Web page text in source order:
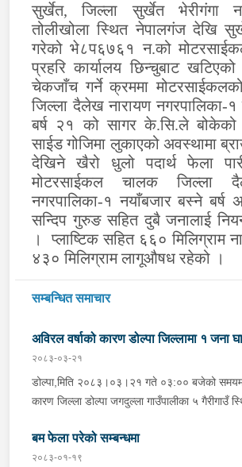
सुर्खेत, जिल्ला सुर्खेत भेरीगंगा
तोलीखोला स्थित नेपालगंज देखि
गरेको भे८प६७६१ न.को
प्रहरि कार्यालय छिन्चुबाट
चेकजाँच गर्ने क्रममा
जिल्ला दैलेख नारायण नगरपालिका-
बर्ष २१ को सागर के.सि.ले बोकेको
साईड गोजिमा लुकाएको अवस्थामा
देखिने खैरो धुलो पदार्थ फेला
मोटरसाईकल चालक जिल्ला
नगरपालिका-१ नयाँबजार बस्ने बर्ष
सन्दिप गुरुङ सहित दुबै जनालाई
। प्लाष्टिक सहित ६६० मिलिग्राम
४३० मिलिग्राम लागूऔषध रहेको ।
सम्बन्धित समाचार
अविरल वर्षाको कारण डोल्पा जिल्लामा १ जना
मृत्यु
२०८३-०३-२१
डोल्पा,मिति २०८३।०३।२१ गते ०३:०० बजेको समयमा
कारण जिल्ला डोल्पा जगदुल्ला गाउँपालीका ५ गैरीगाउँ
माझगाउ डोल्पाबाट प्र.स.नि. रघुनाथ पाण्डेको कमाण्डमा
खटिगई स्थानिय र प्रहरीको सहयोगमा उक्त स्थान बस्ने
बम फेला परेको सम्बन्धमा
२०८३-०१-१९